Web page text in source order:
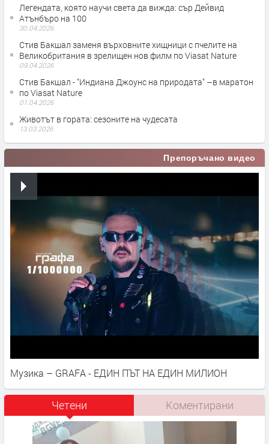
Легендата, която научи света да вижда: сър Дейвид
Атънбъро на 100
30.04.2026
Стив Бакшал заменя върховните хищници с пчелите на
Великобритания в зрелищен нов филм по Viasat Nature
09.04.2026
Стив Бакшал - "Индиана Джоунс на природата" –в маратон
по Viasat Nature
01.04.2026
Животът в гората: сезоните на чудесата
13.03.2026
Препоръчано видео
Музика – GRAFA - ЕДИН ПЪТ НА ЕДИН МИЛИОН
Четени Коментирани